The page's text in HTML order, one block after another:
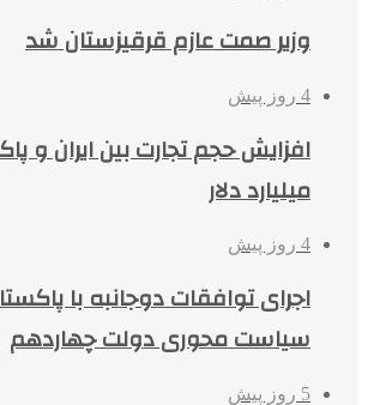
وزیر صمت عازم قرقیزستان شد
4 روز پیش
میلیارد دلار
4 روز پیش
اجرای توافقات دوجانبه با
سیاست محوری دولت چهاردهم
5 روز پیش